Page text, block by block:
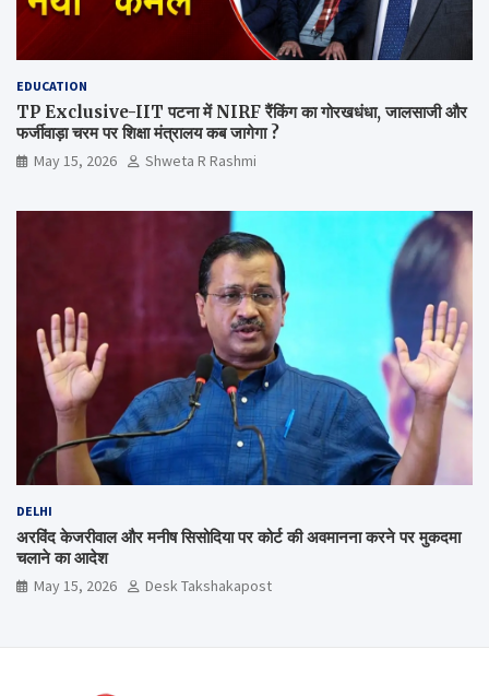
EDUCATION
TP Exclusive-IIT पटना में NIRF रैंकिंग का गोरखधंधा, जालसाजी और
फर्जीवाड़ा चरम पर शिक्षा मंत्रालय कब जागेगा ?
May 15, 2026 Shweta R Rashmi
DELHI
अरविंद केजरीवाल और मनीष सिसोदिया पर कोर्ट की अवमानना करने पर मुकदमा
चलाने का आदेश
May 15, 2026 Desk Takshakapost